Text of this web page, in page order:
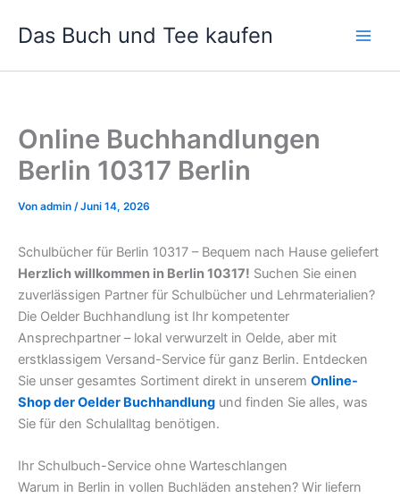
InhaltDas Buch und Tee kaufen
Online Buchhandlungen
Berlin 10317 Berlin
Von admin /Juni 14, 2026
Schulbücher für Berlin 10317 – Bequem nach Hause geliefert
Herzlich willkommen in Berlin 10317! Suchen Sie einen
zuverlässigen Partner für Schulbücher und Lehrmaterialien?
Die Oelder Buchhandlung ist Ihr kompetenter
Ansprechpartner – lokal verwurzelt in Oelde, aber mit
erstklassigem Versand-Service für ganz Berlin. Entdecken
Sie unser gesamtes Sortiment direkt in unserem Online-
Shop der Oelder Buchhandlung und finden Sie alles, was
Sie für den Schulalltag benötigen.
Ihr Schulbuch-Service ohne Warteschlangen
Warum in Berlin in vollen Buchläden anstehen? Wir liefern